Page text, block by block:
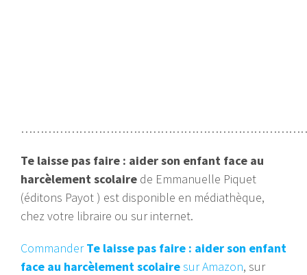
Te laisse pas faire : aider son enfant face au
harcèlement scolaire de Emmanuelle Piquet
(éditons Payot ) est disponible en médiathèque,
chez votre libraire ou sur internet.
CommanderTe laisse pas faire : aider son enfant
face au harcèlement scolairesur Amazon, sur